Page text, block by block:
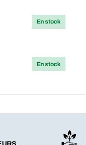
En stock
En stock